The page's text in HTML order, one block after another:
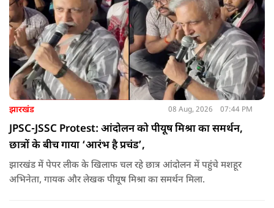
झारखंड 08 Aug, 2026 07:44 PM
JPSC-JSSC Protest: आंदोलन को पीयूष मिश्रा का समर्थन,
छात्रों के बीच गाया ‘आरंभ है प्रचंड’,
झारखंड में पेपर लीक के खिलाफ चल रहे छात्र आंदोलन में पहुंचे मशहूर
अभिनेता, गायक और लेखक पीयूष मिश्रा का समर्थन मिला.